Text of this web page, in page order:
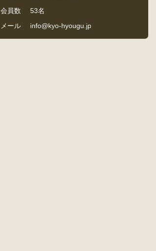
会員数
53名
メール
info@kyo-hyougu.jp